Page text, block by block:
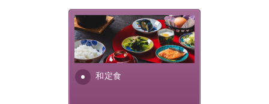
・環境に配慮したアメニティをご用意
・館内フリーWi-Fi
・チェックイン15時、チェックアウト10時
和定食
さっぱりとした和食膳に使わ
れる食材は、諏訪の名産品を
ふんだんに取り入れ、安心・
安全を心掛けた長野県産...